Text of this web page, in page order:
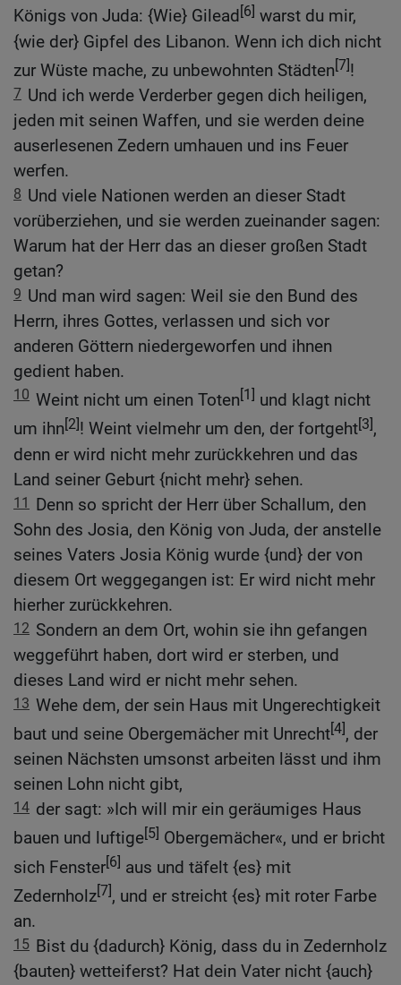
Königs von Juda: {Wie} Gilead [6] warst du mir,
{wie der} Gipfel des Libanon. Wenn ich dich nicht
zur Wüste mache, zu unbewohnten Städten[7]!
7 Und ich werde Verderber gegen dich heiligen,
jeden mit seinen Waffen, und sie werden deine
auserlesenen Zedern umhauen und ins Feuer
werfen.
8 Und viele Nationen werden an dieser Stadt
vorüberziehen, und sie werden zueinander sagen:
Warum hat der Herr das an dieser großen Stadt
getan?
9 Und man wird sagen: Weil sie den Bund des
Herrn, ihres Gottes, verlassen und sich vor
anderen Göttern niedergeworfen und ihnen
gedient haben.
10 Weint nicht um einen Toten[1] und klagt nicht
um ihn[2]! Weint vielmehr um den, der fortgeht[3],
denn er wird nicht mehr zurückkehren und das
Land seiner Geburt {nicht mehr} sehen.
11 Denn so spricht der Herr über Schallum, den
Sohn des Josia, den König von Juda, der anstelle
seines Vaters Josia König wurde {und} der von
diesem Ort weggegangen ist: Er wird nicht mehr
hierher zurückkehren.
12 Sondern an dem Ort, wohin sie ihn gefangen
weggeführt haben, dort wird er sterben, und
dieses Land wird er nicht mehr sehen.
13 Wehe dem, der sein Haus mit Ungerechtigkeit
baut und seine Obergemächer mit Unrecht[4], der
seinen Nächsten umsonst arbeiten lässt und ihm
seinen Lohn nicht gibt,
14 der sagt: »Ich will mir ein geräumiges Haus
bauen und luftige[5] Obergemächer«, und er bricht
sich Fenster[6] aus und täfelt {es} mit
Zedernholz[7], und er streicht {es} mit roter Farbe
an.
15 Bist du {dadurch} König, dass du in Zedernholz
{bauten} wetteiferst? Hat dein Vater nicht {auch}